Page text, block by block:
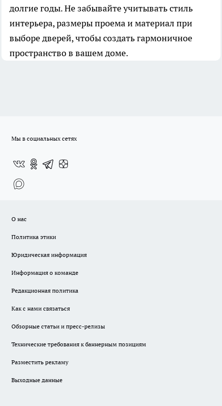
долгие годы. Не забывайте учитывать стиль
интерьера, размеры проема и материал при
выборе дверей, чтобы создать гармоничное
пространство в вашем доме.
Мы в социальных сетях
О нас
Политика этики
Юридическая информация
Информация о команде
Редакционная политика
Как с нами связаться
Обзорные статьи и пресс-релизы
Технические требования к баннерным позициям
Разместить рекламу
Выходные данные